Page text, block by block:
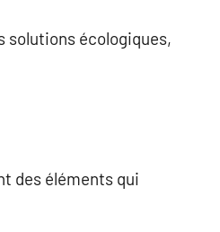
solutions écologiques,
des éléments qui